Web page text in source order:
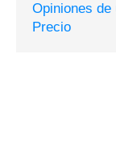
Opiniones de
Precio